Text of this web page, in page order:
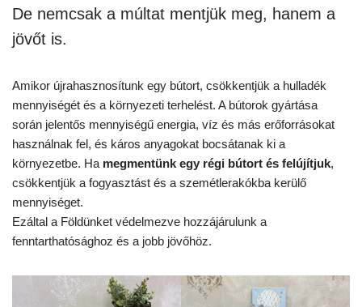
De nemcsak a múltat mentjük meg, hanem a
jövőt is.
Amikor újrahasznosítunk egy bútort, csökkentjük a hulladék
mennyiségét és a környezeti terhelést. A bútorok gyártása
során jelentős mennyiségű energia, víz és más erőforrásokat
használnak fel, és káros anyagokat bocsátanak ki a
környezetbe. Ha megmentünk egy régi bútort és felújítjuk,
csökkentjük a fogyasztást és a szemétlerakókba kerülő
mennyiséget.
Ezáltal a Földünket védelmezve hozzájárulunk a
fenntarthatósághoz és a jobb jövőhöz.